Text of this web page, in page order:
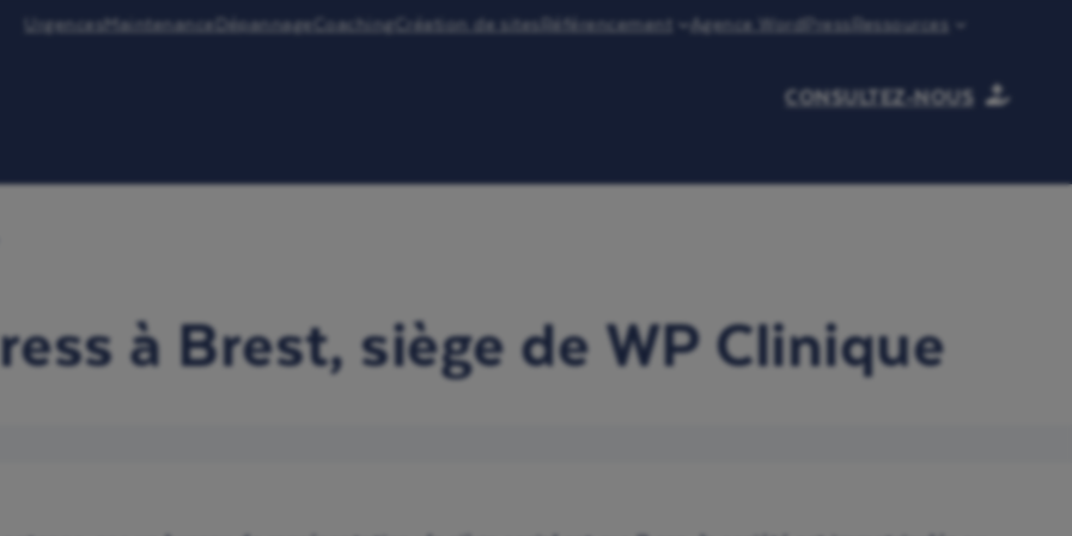
UrgencesMaintenance DépannageCoachingCréation de sitesRéférencement Agence WordPressRessources
CONSULTEZ-NOUS
à Brest, siège de WP Clinique